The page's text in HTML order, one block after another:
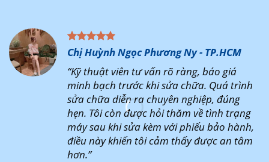
Chị Huỳnh Ngọc Phương Ny - TP.HCM
“Kỹ thuật viên tư vấn rõ ràng, báo giá
minh bạch trước khi sửa chữa. Quá trình
sửa chữa diễn ra chuyên nghiệp, đúng
hẹn. Tôi còn được hỏi thăm về tình trạng
máy sau khi sửa kèm với phiếu bảo hành,
điều này khiến tôi cảm thấy được an tâm
hơn.”